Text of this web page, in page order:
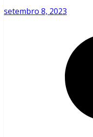
setembro 8, 2023